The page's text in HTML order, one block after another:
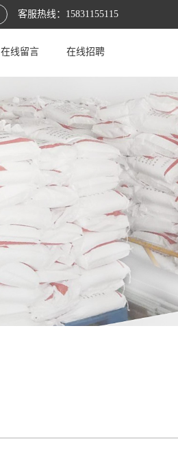
客服热线： 15831155115
在线留言 在线招聘